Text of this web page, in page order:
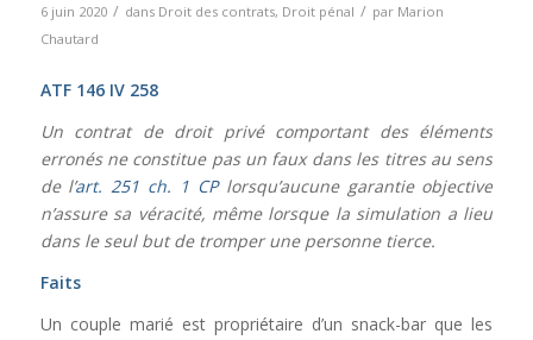
6 juin 2020 / dans Droit des contrats, Droit pénal / par Marion
Chautard
ATF 146 IV 258
Un contrat de droit privé comportant des éléments
erronés ne constitue pas un faux dans les titres au sens
de l’art. 251 ch. 1 CPlorsqu’aucune garantie objective
n’assure sa véracité, même lorsque la simulation a lieu
dans le seul but de tromper une personne tierce.
Faits
Un couple marié est propriétaire d’un snack-bar que les